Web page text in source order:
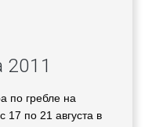
2011
по гребле на
17 по 21 августа в